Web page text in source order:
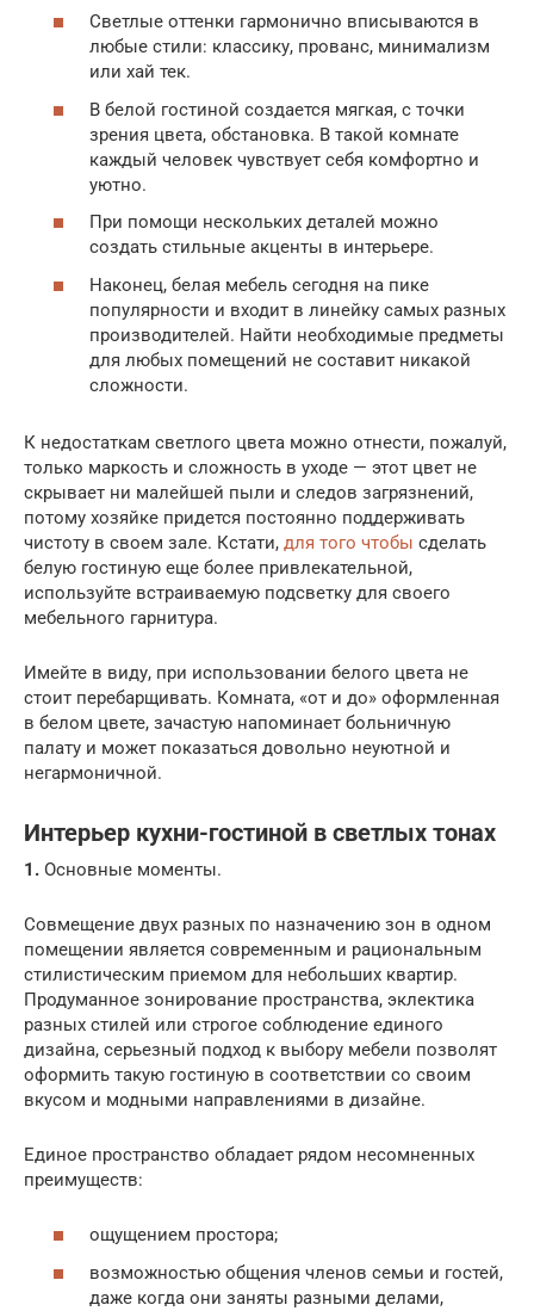
Светлые оттенки гармонично вписываются в
любые стили: классику, прованс, минимализм
или хай тек.
В белой гостиной создается мягкая, с точки
зрения цвета, обстановка. В такой комнате
каждый человек чувствует себя комфортно и
уютно.
При помощи нескольких деталей можно
создать стильные акценты в интерьере.
Наконец, белая мебель сегодня на пике
популярности и входит в линейку самых разных
производителей. Найти необходимые предметы
для любых помещений не составит никакой
сложности.
К недостаткам светлого цвета можно отнести, пожалуй,
только маркость и сложность в уходе — этот цвет не
скрывает ни малейшей пыли и следов загрязнений,
потому хозяйке придется постоянно поддерживать
чистоту в своем зале. Кстати, для того чтобы сделать
белую гостиную еще более привлекательной,
используйте встраиваемую подсветку для своего
мебельного гарнитура.
Имейте в виду, при использовании белого цвета не
стоит перебарщивать. Комната, «от и до» оформленная
в белом цвете, зачастую напоминает больничную
палату и может показаться довольно неуютной и
негармоничной.
Интерьер кухни-гостиной в светлых тонах
1. Основные моменты.
Совмещение двух разных по назначению зон в одном
помещении является современным и рациональным
стилистическим приемом для небольших квартир.
Продуманное зонирование пространства, эклектика
разных стилей или строгое соблюдение единого
дизайна, серьезный подход к выбору мебели позволят
оформить такую гостиную в соответствии со своим
вкусом и модными направлениями в дизайне.
Единое пространство обладает рядом несомненных
преимуществ:
ощущением простора;
возможностью общения членов семьи и гостей,
даже когда они заняты разными делами,